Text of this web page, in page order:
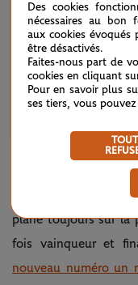
Une publication
Mais les
manqueront pas à
plane toujours sur la
fois vainqueur et
nouveau numéro un
Des cookies
nécessaires au bon
aux cookies évoqués
être désactivés.
Faites-nous part de
cookies en cliquant
Pour en savoir plus
ses tiers, vous
TOUT